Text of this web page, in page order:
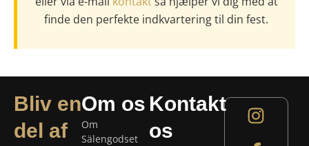
finde den perfekte indkvartering til din fest.
Bliv en
del af
Om os
Om
Sälengodset
Kontakt
os